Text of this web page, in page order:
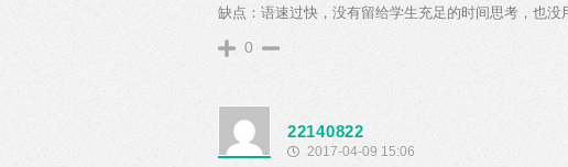
缺点：语速过快，没有留给学生充足的时间思考，也没
0
22140822
2017-04-09 15:06